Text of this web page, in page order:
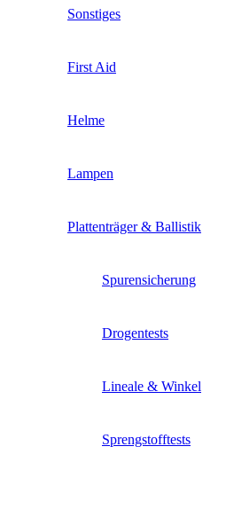
Sonstiges
First Aid
Helme
Lampen
Plattenträger & Ballistik
Spurensicherung
Drogentests
Lineale & Winkel
Sprengstofftests